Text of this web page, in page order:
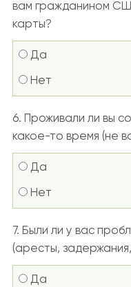
вам гражданином
карты?
Да
Нет
6. Проживали ли вы
какое-то время (не
Да
Нет
7. Были ли у вас
(аресты,
Да